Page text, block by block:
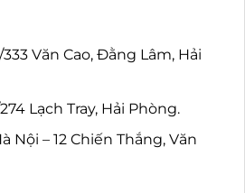
Văn Cao, Đằng Lâm, Hải
Lạch Tray, Hải Phòng.
Nội – 12 Chiến Thắng, Văn